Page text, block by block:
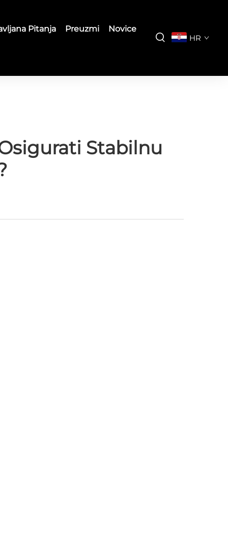
Pitanja Preuzmi
Novice
HR
Stabilnu